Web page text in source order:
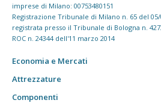
imprese di Milano: 00753480151
Registrazione Tribunale di Milano n. 65 del
registrata presso il Tribunale di Bologna n.
ROC n. 24344 dell'11 marzo 2014
Economia e Mercati
Attrezzature
Componenti